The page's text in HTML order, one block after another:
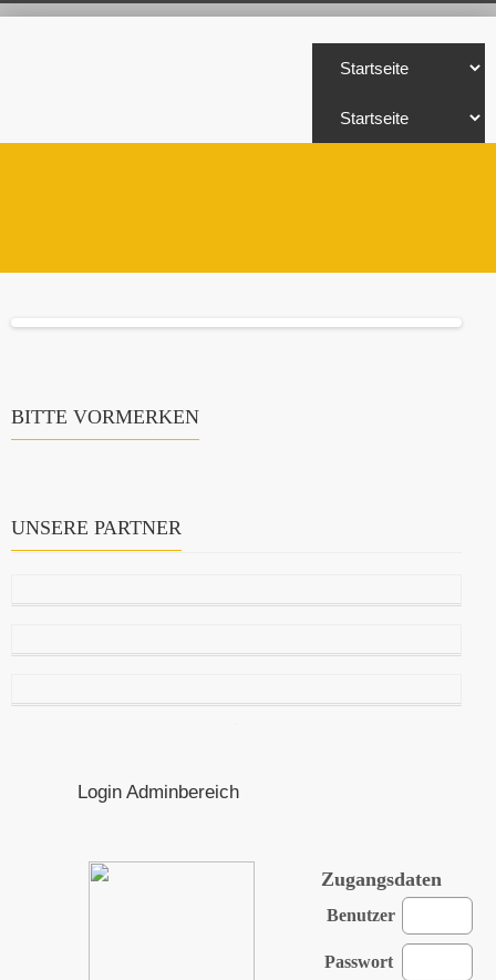
BITTE VORMERKEN
UNSERE PARTNER
Login Adminbereich
Zugangsdaten
Benutzer
Passwort